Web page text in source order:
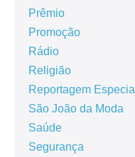
Prêmio
Promoção
Rádio
Religião
Reportagem Especial
São João da Moda
Saúde
Segurança